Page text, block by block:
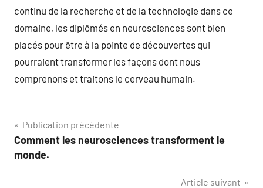
continu de la recherche et de la technologie dans ce
domaine, les diplômés en neurosciences sont bien
placés pour être à la pointe de découvertes qui
pourraient transformer les façons dont nous
comprenons et traitons le cerveau humain.
Navigation
de
Publication précédente
Comment les neurosciences transforment le
monde.
Article suivant